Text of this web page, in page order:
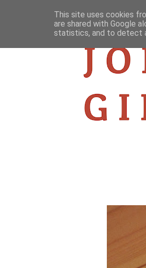
This site uses cookies
are shared with Google
statistics, and to detect